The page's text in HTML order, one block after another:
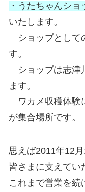
・うたちゃんショ
いたします。
ショップとして
す。
ショップは志津
ます。
ワカメ収穫体験
が集合場所です。
思えば2011年12
皆さまに支えてい
これまで営業を続